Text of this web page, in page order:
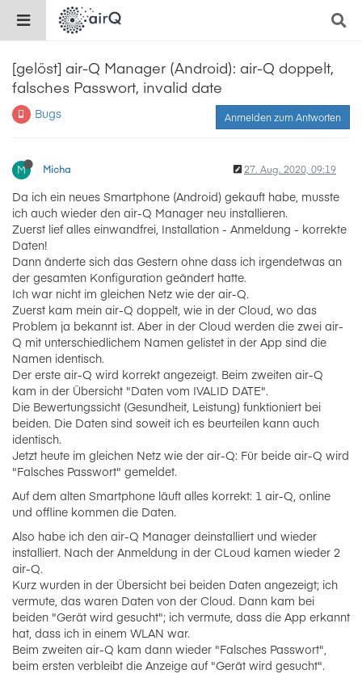
[gelöst] air-Q Manager (Android): air-Q doppelt,
falsches Passwort, invalid date
Bugs Anmelden zum Antworten
M Micha 27. Aug. 2020, 09:19
Da ich ein neues Smartphone (Android) gekauft habe, musste
ich auch wieder den air-Q Manager neu installieren.
Zuerst lief alles einwandfrei, Installation - Anmeldung - korrekte
Daten!
Dann änderte sich das Gestern ohne dass ich irgendetwas an
der gesamten Konfiguration geändert hatte.
Ich war nicht im gleichen Netz wie der air-Q.
Zuerst kam mein air-Q doppelt, wie in der Cloud, wo das
Problem ja bekannt ist. Aber in der Cloud werden die zwei air-
Q mit unterschiedlichem Namen gelistet in der App sind die
Namen identisch.
Der erste air-Q wird korrekt angezeigt. Beim zweiten air-Q
kam in der Übersicht "Daten vom IVALID DATE".
Die Bewertungssicht (Gesundheit, Leistung) funktioniert bei
beiden. Die Daten sind soweit ich es beurteilen kann auch
identisch.
Jetzt heute im gleichen Netz wie der air-Q: Für beide air-Q wird
"Falsches Passwort" gemeldet.
Auf dem alten Smartphone läuft alles korrekt: 1 air-Q, online
und offline kommen die Daten.
Also habe ich den air-Q Manager deinstalliert und wieder
installiert. Nach der Anmeldung in der CLoud kamen wieder 2
air-Q.
Kurz wurden in der Übersicht bei beiden Daten angezeigt; ich
vermute, das waren Daten von der Cloud. Dann kam bei
beiden "Gerät wird gesucht"; ich vermute, dass die App erkannt
hat, dass ich in einem WLAN war.
Beim zweiten air-Q kam dann wieder "Falsches Passwort",
beim ersten verbleibt die Anzeige auf "Gerät wird gesucht".